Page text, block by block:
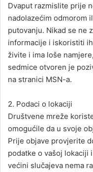
Dvaput razmislite prije
nadolazećim odmorom
putovanju. Nikad se ne
informacije i iskoristiti
živite i ima loše
sedmice otvoren je
na stranici MSN-a.
2. Podaci o lokaciji
Društvene mreže
omogućile da u svoje
Prije objave provjerite
podatke o vašoj lokaciji
većini slučajeva nema